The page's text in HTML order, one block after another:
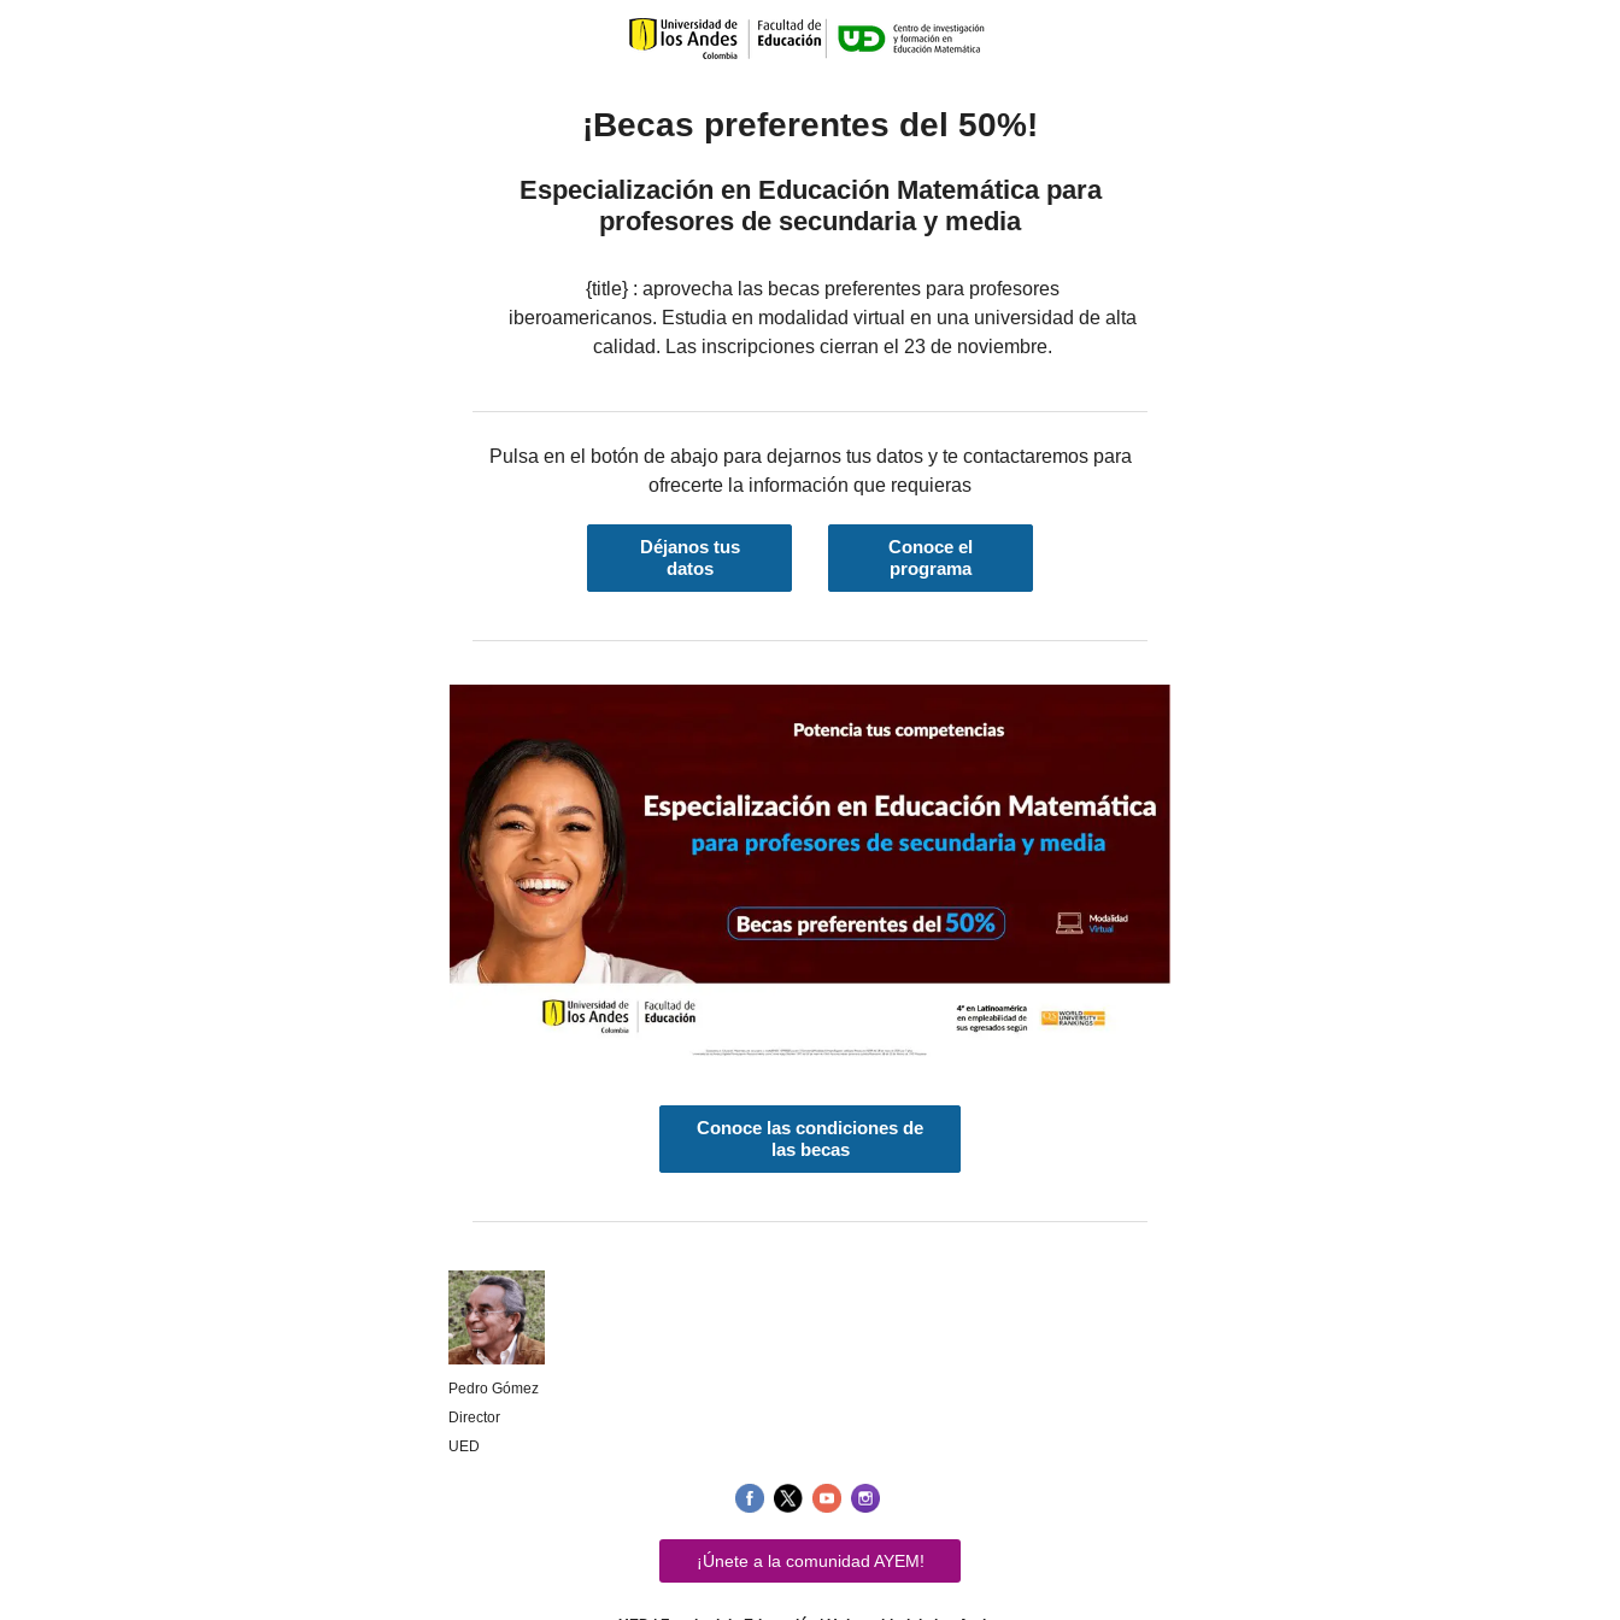
¡Becas preferentes del 50%!
Especialización en Educación Matemática para
profesores de secundaria y media
{title} : aprovecha las becas preferentes para profesores
iberoamericanos. Estudia en modalidad virtual en una universidad de alta
calidad. Las inscripciones cierran el 23 de noviembre.
Pulsa en el botón de abajo para dejarnos tus datos y te contactaremos para
ofrecerte la información que requieras
Déjanos tus
datos
Conoce el
programa
Conoce las condiciones de
las becas
Pedro Gómez
Director
UED
¡Únete a la comunidad AYEM!